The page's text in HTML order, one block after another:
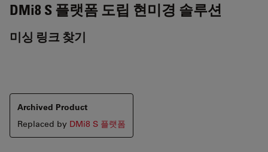
DMi8 S 플랫폼 도립 현미경 솔루션
미싱 링크 찾기
Archived Product
Replaced by DMi8 S 플랫폼